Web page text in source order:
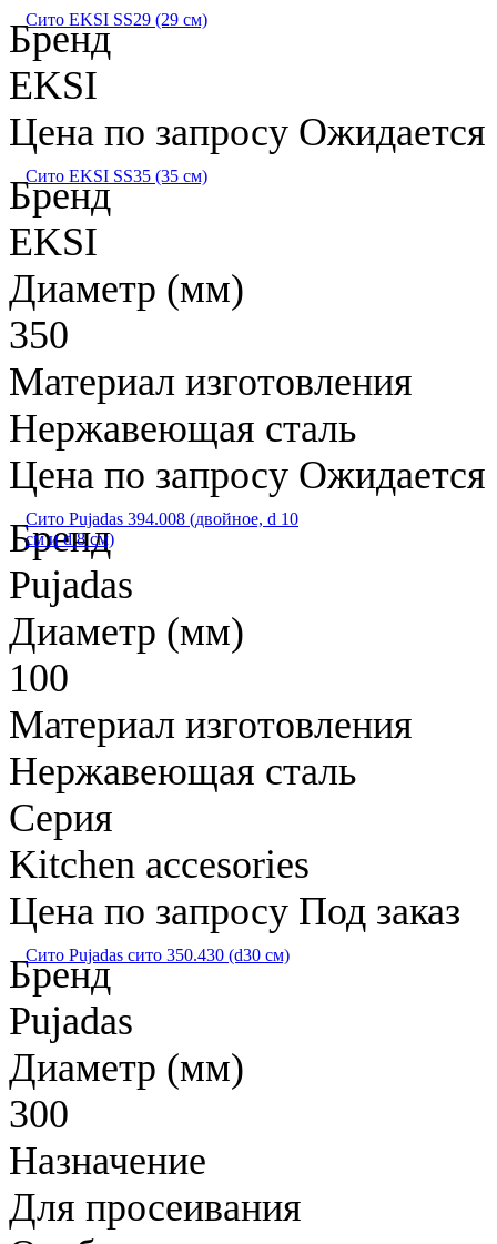
Сито EKSI SS29 (29 см)
Бренд
EKSI
Цена по запросу Ожидается
Сито EKSI SS35 (35 см)
Бренд
EKSI
Диаметр (мм)
350
Материал изготовления
Нержавеющая сталь
Цена по запросу Ожидается
Сито Pujadas 394.008 (двойное, d 10
см и d 8 см)
Бренд
Pujadas
Диаметр (мм)
100
Материал изготовления
Нержавеющая сталь
Серия
Kitchen accesories
Цена по запросу Под заказ
Сито Pujadas сито 350.430 (d30 см)
Бренд
Pujadas
Диаметр (мм)
300
Назначение
Для просеивания